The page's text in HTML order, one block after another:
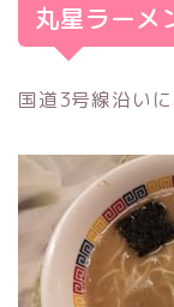
丸星ラーメ
国道3号線沿い